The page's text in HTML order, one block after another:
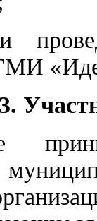
3.